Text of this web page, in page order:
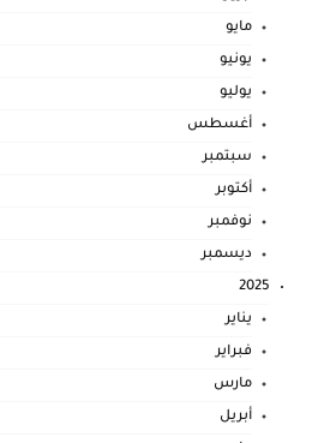
مايو
يونيو
يوليو
أغسطس
سبتمبر
أكتوبر
نوفمبر
ديسمبر
2025
يناير
فبراير
مارس
أبريل